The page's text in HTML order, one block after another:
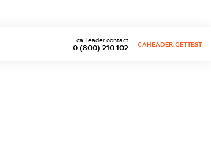
0 (800) 210 102
caHeader.contact
CAHEADER.GETTEST